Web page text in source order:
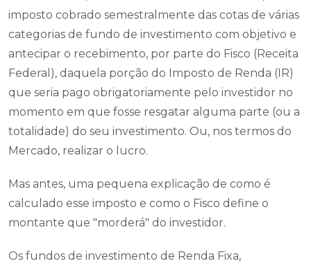
imposto cobrado semestralmente das cotas de várias
categorias de fundo de investimento com objetivo e
antecipar o recebimento, por parte do Fisco (Receita
Federal), daquela porção do Imposto de Renda (IR)
que seria pago obrigatoriamente pelo investidor no
momento em que fosse resgatar alguma parte (ou a
totalidade) do seu investimento. Ou, nos termos do
Mercado, realizar o lucro.
Mas antes, uma pequena explicação de como é
calculado esse imposto e como o Fisco define o
montante que "morderá" do investidor.
Os fundos de investimento de Renda Fixa,